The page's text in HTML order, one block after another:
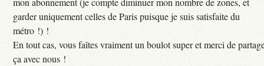
garder uniquement celles de Paris puisque je suis satisfaite du
métro !) !
En tout cas, vous faîtes vraiment un boulot super et merci de
ça avec nous !